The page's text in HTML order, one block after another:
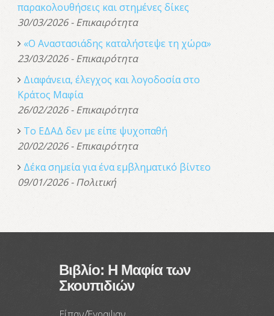
παρακολουθήσεις και στημένες δίκες
30/03/2026 - Επικαιρότητα
«Ο Αναστασιάδης καταλήστεψε τη χώρα»
23/03/2026 - Επικαιρότητα
Διαφάνεια, έλεγχος και λογοδοσία στο
Κράτος Μαφία
26/02/2026 - Επικαιρότητα
Το ΕΔΑΔ δεν με είπε ψυχοπαθή
20/02/2026 - Επικαιρότητα
Δέκα σημεία για ένα εμβληματικό βίντεο
09/01/2026 - Πολιτική
Βιβλίο: Η Μαφία των
Σκουπιδιών